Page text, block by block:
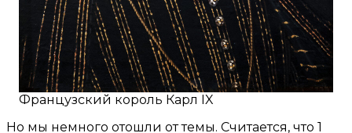
Французский король Карл IX
Но мы немного отошли от темы. Считается, что 1